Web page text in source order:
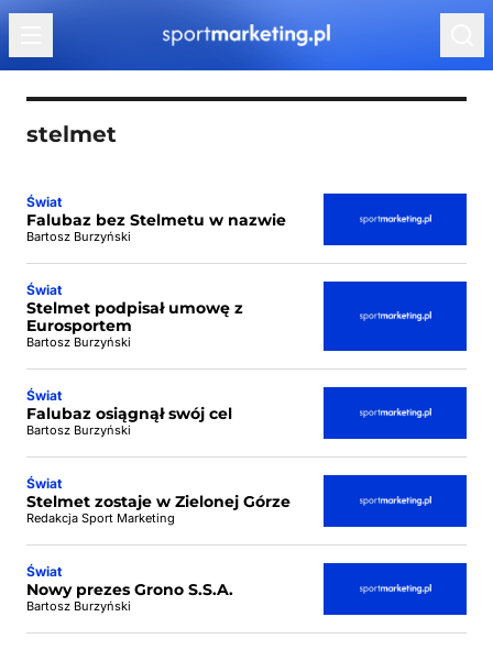
Przejdź do treści
stelmet
Świat
Falubaz bez Stelmetu w nazwie
Bartosz Burzyński
Świat
Stelmet podpisał umowę z
Eurosportem
Bartosz Burzyński
Świat
Falubaz osiągnął swój cel
Bartosz Burzyński
Świat
Stelmet zostaje w Zielonej Górze
Redakcja Sport Marketing
Świat
Nowy prezes Grono S.S.A.
Bartosz Burzyński